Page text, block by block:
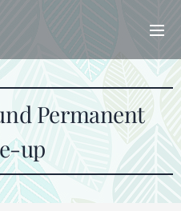
Permanent
up